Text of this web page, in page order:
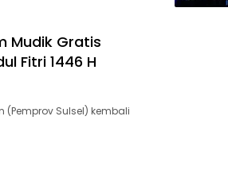
Mudik Gratis
Fitri 1446 H
(Pemprov Sulsel) kembali